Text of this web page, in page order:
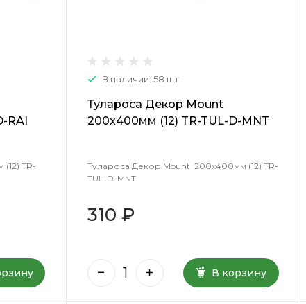
RAI
TR-
В наличии: 58 шт
Тулароса Декор Mount
200х400мм (12) TR-TUL-D-MNT
Тулароса Декор Mount 200х400мм (12) TR-
TUL-D-MNT
310 ₽
В корзину